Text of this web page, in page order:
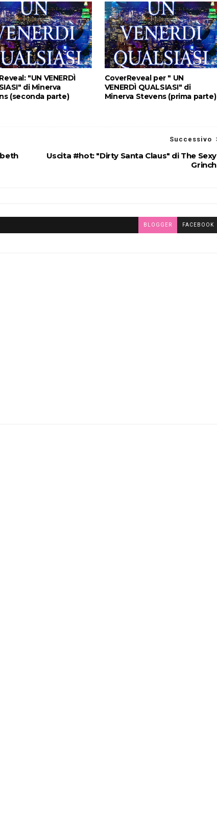
"UN VENERDÌ
di Minerva
(seconda parte)
CoverReveal per " UN
VENERDÌ QUALSIASI" di
Minerva Stevens (prima parte)
Successivo
Uscita #hot: "Dirty Santa Claus" di The Sexy
Grinch
BLOGGER FACEBOOK